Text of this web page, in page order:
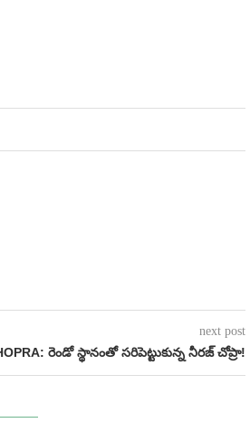
next post
రెండో స్థానంతో సరిపెట్టుకున్న నీరజ్‌ చోప్రా!